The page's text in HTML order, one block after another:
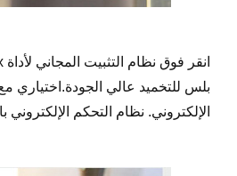
بلس للتخميد عالي الجودة.اختياري
الإلكتروني. نظام التحكم الإلكتروني